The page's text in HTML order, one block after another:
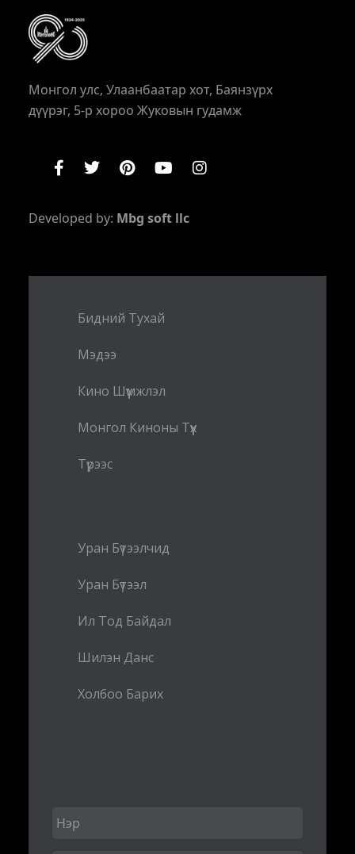
Монгол улс, Улаанбаатар хот, Баянзүрх
дүүрэг, 5-р хороо Жуковын гудамж
Developed by: Mbg soft llc
Бидний Тухай
Мэдээ
Кино Шүүмжлэл
Монгол Киноны Түүх
Түрээс
Уран Бүтээлчид
Уран Бүтээл
Ил Тод Байдал
Шилэн Данс
Холбоо Барих